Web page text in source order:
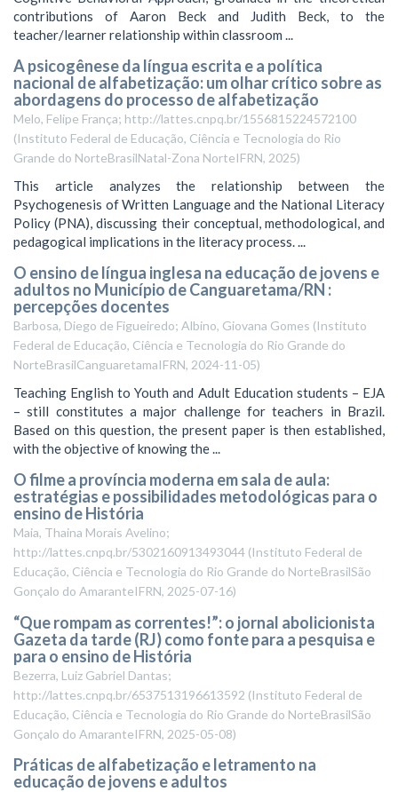
contributions of Aaron Beck and Judith Beck, to the
teacher/learner relationship within classroom ...
A psicogênese da língua escrita e a política
nacional de alfabetização: um olhar crítico sobre as
abordagens do processo de alfabetização
Melo, Felipe França; http://lattes.cnpq.br/1556815224572100
(Instituto Federal de Educação, Ciência e Tecnologia do Rio
Grande do NorteBrasilNatal-Zona NorteIFRN, 2025)
This article analyzes the relationship between the
Psychogenesis of Written Language and the National Literacy
Policy (PNA), discussing their conceptual, methodological, and
pedagogical implications in the literacy process. ...
O ensino de língua inglesa na educação de jovens e
adultos no Município de Canguaretama/RN :
percepções docentes
Barbosa, Diego de Figueiredo; Albino, Giovana Gomes (Instituto
Federal de Educação, Ciência e Tecnologia do Rio Grande do
NorteBrasilCanguaretamaIFRN, 2024-11-05)
Teaching English to Youth and Adult Education students – EJA
– still constitutes a major challenge for teachers in Brazil.
Based on this question, the present paper is then established,
with the objective of knowing the ...
O filme a província moderna em sala de aula:
estratégias e possibilidades metodológicas para o
ensino de História
Maia, Thaina Morais Avelino;
http://lattes.cnpq.br/5302160913493044 (Instituto Federal de
Educação, Ciência e Tecnologia do Rio Grande do NorteBrasilSão
Gonçalo do AmaranteIFRN, 2025-07-16)
“Que rompam as correntes!”: o jornal abolicionista
Gazeta da tarde (RJ) como fonte para a pesquisa e
para o ensino de História
Bezerra, Luiz Gabriel Dantas;
http://lattes.cnpq.br/6537513196613592 (Instituto Federal de
Educação, Ciência e Tecnologia do Rio Grande do NorteBrasilSão
Gonçalo do AmaranteIFRN, 2025-05-08)
Práticas de alfabetização e letramento na
educação de jovens e adultos